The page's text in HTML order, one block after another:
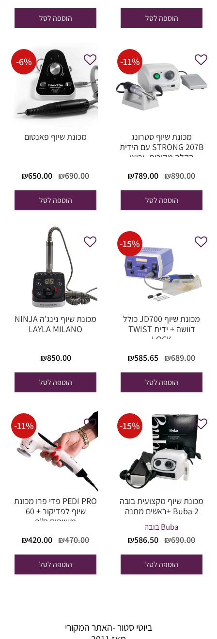
הוספה לסל
₪1,200.00.הוספה לסל
-11%
מכונת שיוף סטרונג
STRONG 207B עם הידית
הקלה מקורית -יבואן
₪890.00
המחיר
₪890.00.
₪789.00
הוספה לסל
-6%
מכונת שיוף פאנטום
₪690.00
המחיר
₪690.00.
₪650.00
הוספה לסל
-15%
מכונת שיוף JD700 כולל
דוושה + ידית TWIST
LOCK
₪689.00
המחיר
₪689.00.
₪585.65
הוספה לסל
מכונת שיוף נינג'ה NINJA
LAYLA MILANO
₪850.00
הוספה לסל
-15%
מכונת שיוף מקצועית בובה
Buba 2 +ראשים מתנה
Buba בובה
₪690.00
המחיר
₪690.00.
₪586.50
הוספה לסל
-11%
PEDI PRO פדי פרו מכונת
שיוף לפדיקור + 60
משייפים ח"פ
₪470.00
המחיר
₪470.00.
₪420.00
הוספה לסל
ביוטי סטור -האתר המקורי